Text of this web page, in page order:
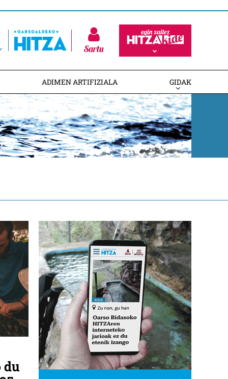
Sartu
ADIMEN ARTIFIZIALA GIDAK
du